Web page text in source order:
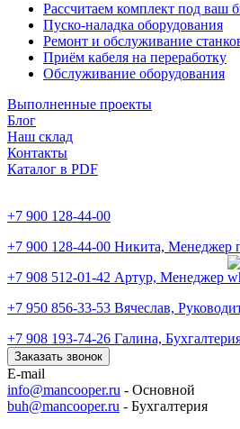
Рассчитаем комплект под ваш
Пуско-наладка оборудования
Ремонт и обслуживание
Приём кабеля на переработку
Обслуживание оборудования
Выполненные проекты
Блог
Наш склад
Контакты
Каталог в PDF
+7 900 128-44-00
+7 900 128-44-00 Никита, Менеджер
+7 908 512-01-42 Артур, Менеджер
+7 950 856-33-53 Вячеслав,
+7 908 193-74-26 Галина,
Заказать звонок
E-mail
info@mancooper.ru - Основной
buh@mancooper.ru - Бухгалтерия